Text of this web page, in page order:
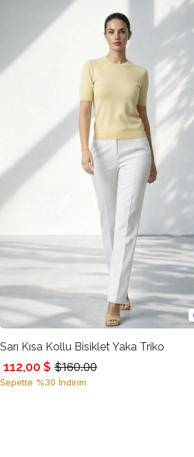
Sarı Kısa Kollu Bisiklet Yaka Triko
$160.00
112,00 $
Sepette %30 İndirim